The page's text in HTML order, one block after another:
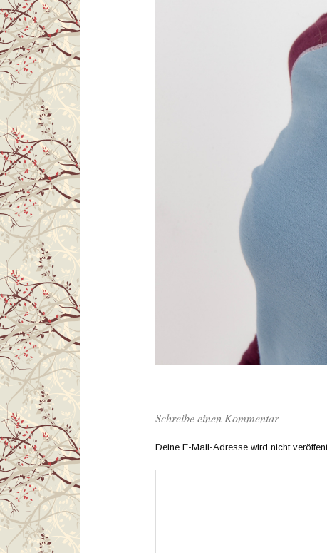
Schreibe einen Kommentar
Deine E-Mail-Adresse wird nicht